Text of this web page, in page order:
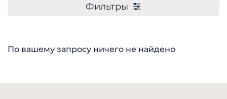
Фильтры
По вашему запросу ничего не найдено